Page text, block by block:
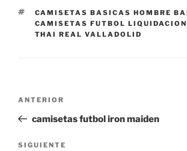
ETIQUETAS
CAMISETAS BASICAS HOMBRE
CAMISETAS FUTBOL LIQUIDACION
THAI REAL VALLADOLID
entradas
Entrada
anterior:
ANTERIOR
camisetas futbol iron maiden
Siguiente
SIGUIENTE